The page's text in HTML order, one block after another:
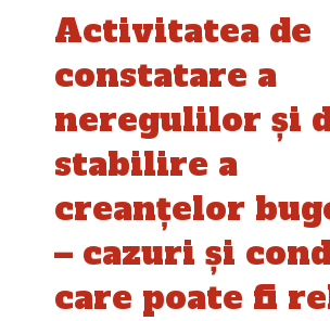
Activitatea de
constatare a
neregulilor și
stabilire a
creanțelor
– cazuri și
care poate fi